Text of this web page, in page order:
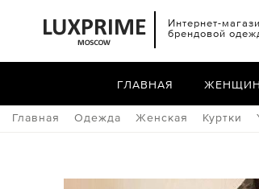
Интернет-
брендовой
ГЛАВНАЯ
Главная Одежда Женская Куртки